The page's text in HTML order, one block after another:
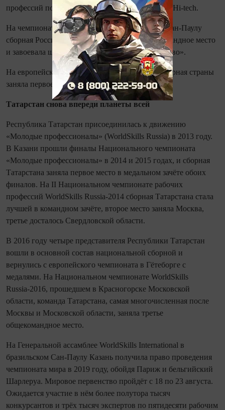
профессий по методике WorldSkills - WorldSkills Hi-tech.
На чем­пио­нате WorldSkills International 2015 в Сан‑Паулу
сборная России заняла четырна­дцатое общекомандное место
и завоевала шесть медалей «За высшее мастерство».
На европейском чем­пио­нате Euro­Skills‑2016 сборная страны
заняла первое место в общекомандном зачёте.
Татарстан снова впереди планеты всей
Респуб­лика Татарстан присоединилась к движению
«Молодые профессио­налы» (WorldSkills Russia) в 2013 году.
В Казани прошли финалы Национального чем­пио­ната
«Молодые профессио­налы» в 2014 и 2015 годах, и сборная
Татарстана заняла первое место в медальном зачёте обоих
финалов. На II Национальном чем­пио­нате рабочих
профессий WorldSkills Russia‑2014 сборная Татарстана стала
лучшей в командном зачёте, второе место заняла Москва,
третье досталось Свердловской области.
В 2016 году четыре представителя Респуб­лики Татарстан
вошли в основной состав на­цио­наль­ной сборной и
вернулись с европейского чем­пио­ната в Гётеборге с
медалями. На Национальном чем­пио­нате WorldSkills
Russia‑2016, прошедшем в Красногорске Московской
области, команда Татарстана, самая многочисленная после
Москвы и Московской области, заняла третье
общекомандное место.
На Генеральной ассамблее WorldSkills International в
бразильском Сан‑Паулу Ка­зань получила право проведения
чем­пио­ната мира в 2019 году, обойдя Париж и бельгийский
Шарлеруа. Мировое первенство пройдёт с 18 по 23 августа.
Ожидается участие в нём более полутора тысяч
конкурсантов и трёх тысяч экспертов по пятидесяти рабочим